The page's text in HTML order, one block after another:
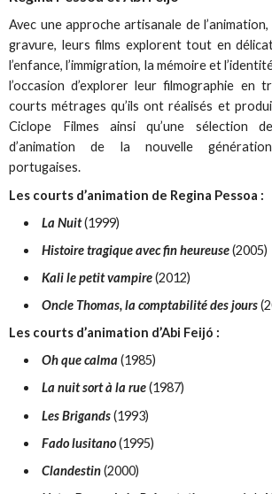
Avec une approche artisanale de
gravure, leurs films explorent tout en
l’enfance, l’immigration, la mémoire et
l’occasion d’explorer leur filmographie en
courts métrages qu’ils ont réalisés et
Ciclope Filmes ainsi qu’une sélection
d’animation de la nouvelle
portugaises.
Les courts d’animation de Regina Pessoa :
La Nuit(1999)
Histoire tragique avec fin heureuse(2005)
Kali le petit vampire(2012)
Oncle Thomas, la comptabilité des jours
Les courts d’animation d’Abi Feijó :
Oh que calma (1985)
La nuit sort à la rue(1987)
Les Brigands(1993)
Fado lusitano(1995)
Clandestin(2000)